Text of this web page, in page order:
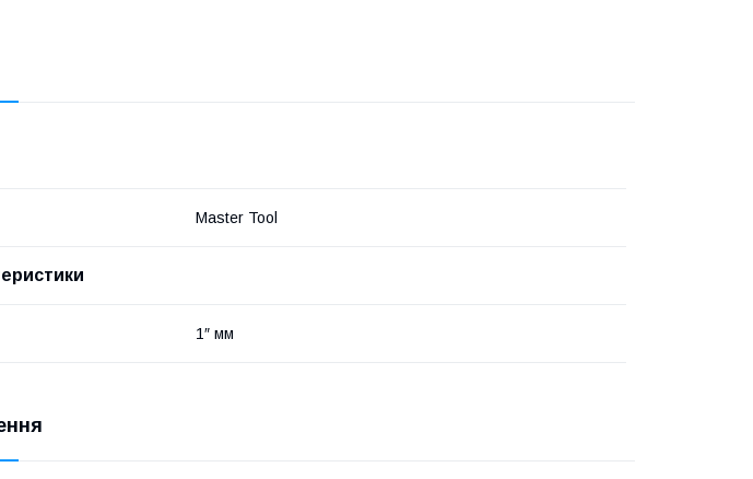
Master Tool
1″ мм